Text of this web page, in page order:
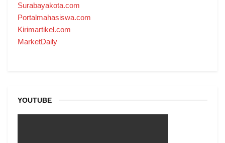
Surabayakota.com
Portalmahasiswa.com
Kirimartikel.com
MarketDaily
YOUTUBE